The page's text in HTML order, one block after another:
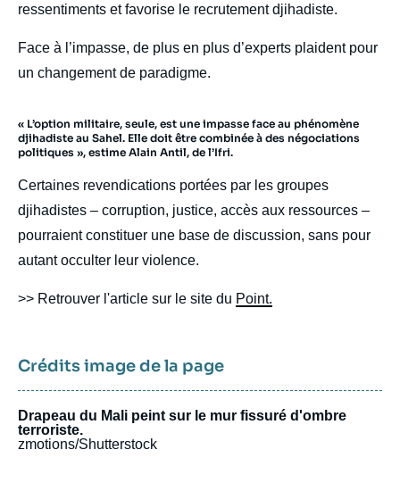
ressentiments et favorise le recrutement djihadiste.
Face à l’impasse, de plus en plus d’experts plaident pour
un changement de paradigme.
« L’option militaire, seule, est une impasse face au phénomène
djihadiste au Sahel. Elle doit être combinée à des négociations
politiques », estime Alain Antil, de l’Ifri.
Certaines revendications portées par les groupes
djihadistes – corruption, justice, accès aux ressources –
pourraient constituer une base de discussion, sans pour
autant occulter leur violence.
>> Retrouver l'article sur le site du Point.
Crédits image de la page
Drapeau du Mali peint sur le mur fissuré d'ombre
terroriste.
zmotions/Shutterstock